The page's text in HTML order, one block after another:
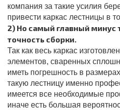
компания за такие усилия
привести каркас лестницы в
2) Но самый главный минус
точность сборки.
Так как весь каркас
элементов, сваренных
иметь погрешность в
такую лестницу именно
имеется все необходимые
иначе есть большая